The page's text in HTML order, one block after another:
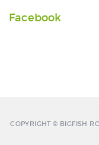
Facebook
COPYRIGHT © BIGFISH